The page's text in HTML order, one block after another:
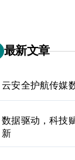
最新文章
云安全护航传媒
数据驱动，科技
新